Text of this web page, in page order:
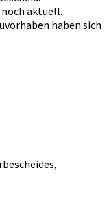
aktuell.
haben sich